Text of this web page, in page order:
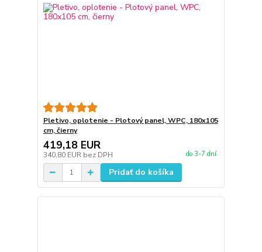
Pletivo, oplotenie - Plotový panel, WPC, 180x105
cm, čierny
419,18 EUR
340,80 EUR bez DPH do 3-7 dní
Pridať do košíka